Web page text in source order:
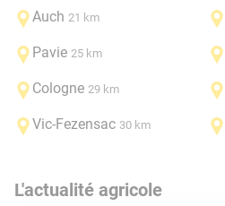
Auch 21 km
Pavie 25 km
Cologne 29 km
Vic-Fezensac 30 km
L'actualité agricole